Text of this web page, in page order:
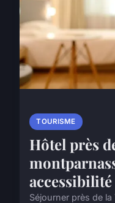
TOURISME
Hôtel près
accessibilité
Séjourner près de